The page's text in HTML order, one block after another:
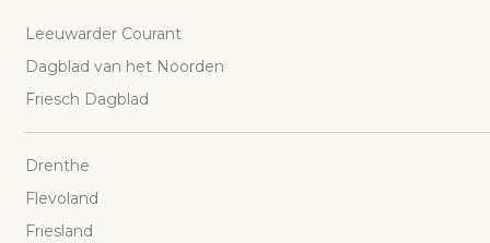
Leeuwarder Courant
Dagblad van het Noorden
Friesch Dagblad
Drenthe
Flevoland
Friesland